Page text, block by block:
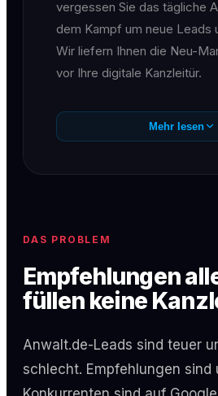
vergessen Sie das tägliche
dem Kampf um neue Leads
Wir liefern Ihnen die Neu-
vor Ihre digitale Kanzleitür.
Mehr lesen
DAS PROBLEM
Empfehlungen
füllen keine
Anwalt.de-Leads sind teuer
schlecht. Empfehlungen sind